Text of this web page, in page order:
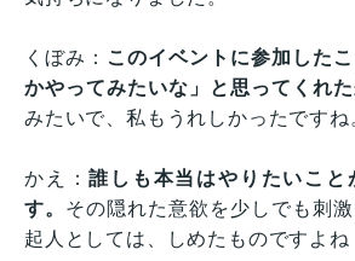
くぼみ： このイベントに参加した
かやってみたいな」と思ってくれ
みたいで、私もうれしかったですね
かえ：誰しも本当はやりたいこと
す。 その隠れた意欲を少しでも刺
起人としては、しめたものですよね